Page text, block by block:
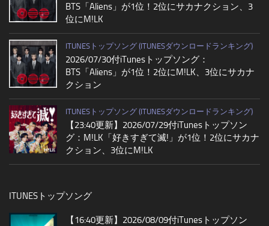
BTS「Aliens」が1位！2位にサカナクション、3
位にM!LK
ITUNESトップソング (ITUNESダウンロードランキング)
2026/07/30付iTunesトップソング：
BTS「Aliens」が1位！2位にM!LK、3位にサカナ
クション
ITUNESトップソング (ITUNESダウンロードランキング)
【23:40更新】2026/07/29付iTunesトップソン
グ：M!LK「好きすぎて滅!」が1位！2位にサカナ
クション、3位にM!LK
ITUNESトップソング
【16:40更新】2026/08/09付iTunesトップソン